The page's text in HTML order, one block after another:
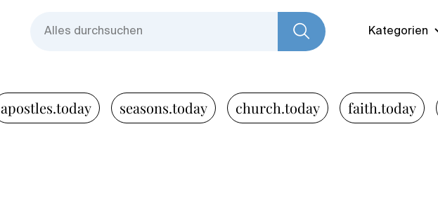
Kategorien
apostles.today seasons.today church.today faith.today